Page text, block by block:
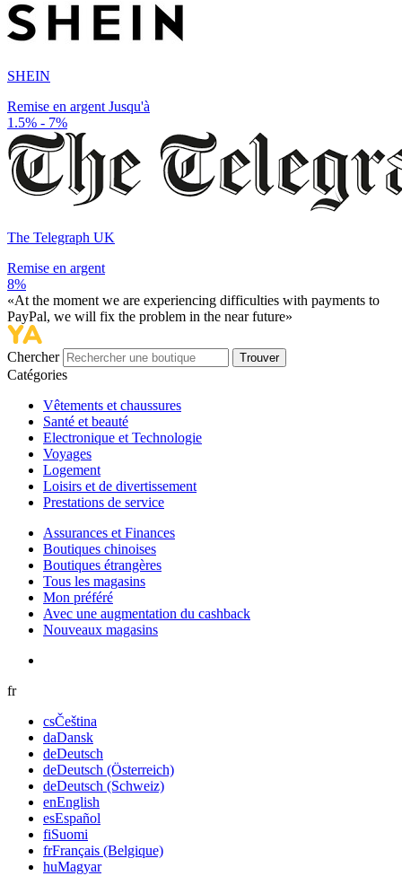
SHEIN
Remise en argent Jusqu'à
1.5% - 7%
The Telegraph UK
Remise en argent
8%
«At the moment we are experiencing difficulties with payments to
PayPal, we will fix the problem in the near future»
Chercher Trouver
Catégories
Vêtements et chaussures
Santé et beauté
Electronique et Technologie
Voyages
Logement
Loisirs et de divertissement
Prestations de service
Assurances et Finances
Boutiques chinoises
Boutiques étrangères
Tous les magasins
Mon préféré
Avec une augmentation du cashback
Nouveaux magasins
fr
csČeština
daDansk
deDeutsch
deDeutsch (Österreich)
deDeutsch (Schweiz)
enEnglish
esEspañol
fiSuomi
frFrançais (Belgique)
huMagyar